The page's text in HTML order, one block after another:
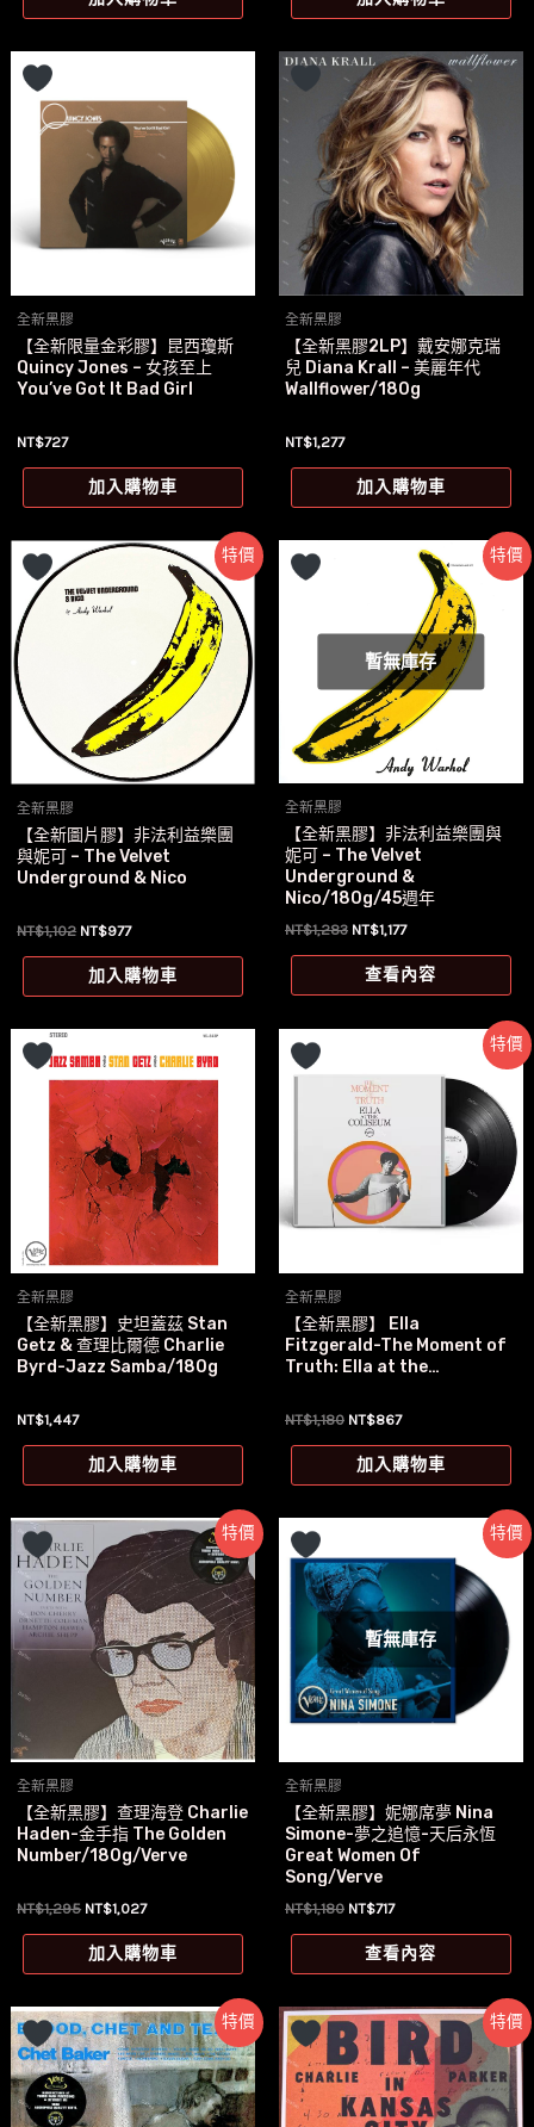
格：
格：
全新黑膠
【全新限量金彩膠】昆西瓊斯
Quincy Jones – 女孩至上
You’ve Got It Bad Girl
NT$727
加入購物車
全新黑膠
【全新黑膠2LP】戴安娜克瑞
兒 Diana Krall – 美麗年代
Wallflower/180g
NT$1,277
加入購物車
特價
全新黑膠
【全新圖片膠】非法利益樂團
與妮可 – The Velvet
Underground & Nico
NT$1,102 原
價
格：
NT$977目
價
格：
加入購物車
特價
暫無庫存
全新黑膠
【全新黑膠】非法利益樂團與
妮可 – The Velvet
Underground &
Nico/180g/45週年
NT$1,283 原
價
格：
NT$1,177目
價
格：
查看內容
全新黑膠
【全新黑膠】史坦蓋茲 Stan
Getz & 查理比爾德 Charlie
Byrd-Jazz Samba/180g
NT$1,447
加入購物車
特價
全新黑膠
【全新黑膠】 Ella
Fitzgerald-The Moment of
Truth: Ella at the…
NT$1,180 原
價
格：
NT$867目
價
格：
加入購物車
特價
全新黑膠
【全新黑膠】查理海登 Charlie
Haden-金手指 The Golden
Number/180g/Verve
NT$1,295 原
價
格：
NT$1,027目
價
格：
加入購物車
特價
暫無庫存
全新黑膠
【全新黑膠】妮娜席夢 Nina
Simone-夢之追憶-天后永恆
Great Women Of
Song/Verve
NT$1,180 原
格：
NT$717目
價
格：
查看內容
特價 特價